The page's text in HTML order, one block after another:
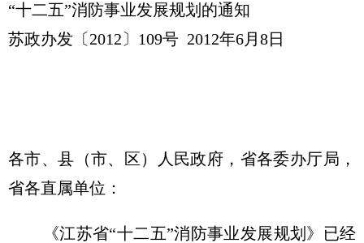
“十二五”消防事业发展规划的通知
苏政办发〔2012〕109号 2012年6月8日
各市、县（市、区）人民政府，省各委办厅局，
省各直属单位：
《江苏省“十二五”消防事业发展规划》已经